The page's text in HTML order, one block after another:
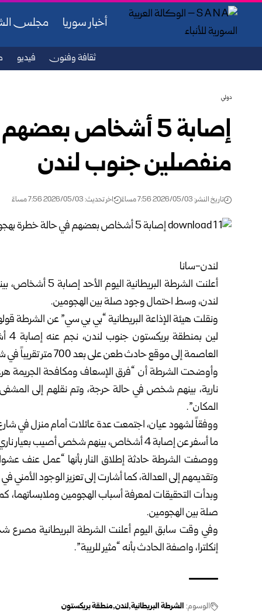
أخبار سوريا مجلس
ثقافة وفنون فيديو
دولي
إصابة 5 أشخاص
منفصلين جنوب لندن
تاريخ النشر: 2026/05/03 7:56 مساءً اخر تحديث: 2026/05/03 7:56 مساءً
لندن-سانا
أعلنت الشرطة
لندن، وسط احتمال وجود صلة بين الهجومين.
ونقلت هيئة الإذاعة البريطانية “بي بي سي” عن الشرطة
العاصمة إلى موقع حادث طعن على بعد 700 متر تقريباً في شارع آكر لين”.
نارية، بينهم شخص في حالة حرجة، وتم نقلهم إلى
المكان”.
ووفقاً لشهود عيان، اجتمعت عدة عائلات أمام منزل في
ما أسفر عن إصابة 4 أشخاص، بينهم شخص أصيب بعيار ناري في الرأس، وهو في حالة حرجة.
ووصفت الشرطة حادثة إطلاق النار بأنها “عمل عنف
وتقديمهم إلى العدالة، كما أشارت إلى تعزيز الوجود الأمني
وبدأت التحقيقات لمعرفة أسباب الهجومين
صلة بين الهجومين.
وفي وقت سابق اليوم أعلنت الشرطة البريطانية مصرع
إنكلترا، واصفة الحادث بأنه “مثير للريبة”.
الوسوم: الشرطة البريطانية لندن منطقة بريكستون